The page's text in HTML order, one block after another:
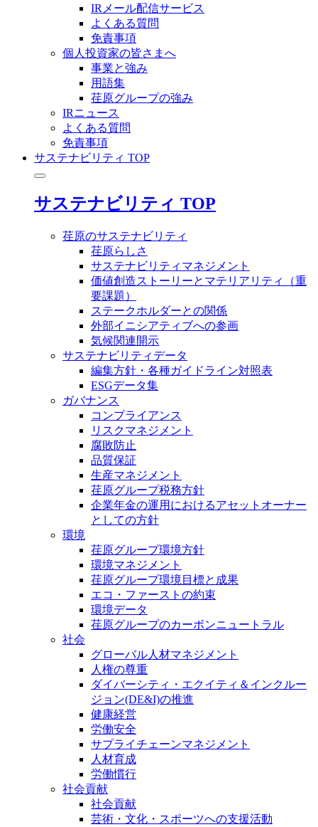
IRメール配信サービス
よくある質問
免責事項
個人投資家の皆さまへ
事業と強み
用語集
荏原グループの強み
IRニュース
よくある質問
免責事項
サステナビリティ TOP
サステナビリティ TOP
荏原のサステナビリティ
荏原らしさ
サステナビリティマネジメント
価値創造ストーリーとマテリアリティ（重
要課題）
ステークホルダーとの関係
外部イニシアティブへの参画
気候関連開示
サステナビリティデータ
編集方針・各種ガイドライン対照表
ESGデータ集
ガバナンス
コンプライアンス
リスクマネジメント
腐敗防止
品質保証
生産マネジメント
荏原グループ税務方針
企業年金の運用におけるアセットオーナー
としての方針
環境
荏原グループ環境方針
環境マネジメント
荏原グループ環境目標と成果
エコ・ファーストの約束
環境データ
荏原グループのカーボンニュートラル
社会
グローバル人材マネジメント
人権の尊重
ダイバーシティ・エクイティ＆インクルー
ジョン(DE&I)の推進
健康経営
労働安全
サプライチェーンマネジメント
人材育成
労働慣行
社会貢献
社会貢献
芸術・文化・スポーツへの支援活動